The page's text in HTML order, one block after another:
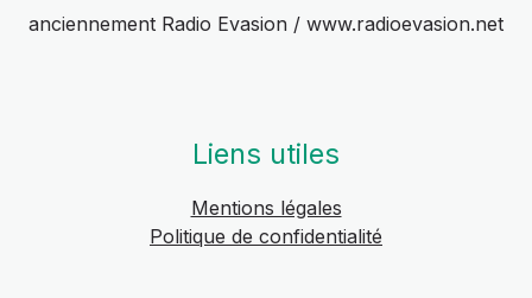
anciennement Radio Evasion / www.radioevasion.net
Liens utiles
Mentions légales
Politique de confidentialité